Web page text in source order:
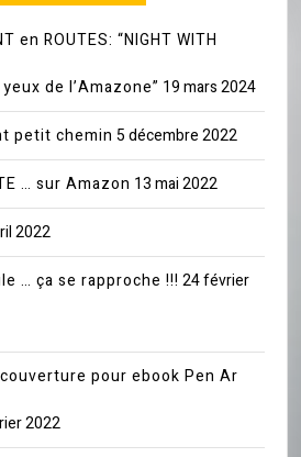
en ROUTES: “NIGHT WITH
de l’Amazone” 19 mars 2024
petit chemin 5 décembre 2022
… sur Amazon 13 mai 2022
2022
… ça se rapproche !!! 24 février
pour ebook Pen Ar
2022